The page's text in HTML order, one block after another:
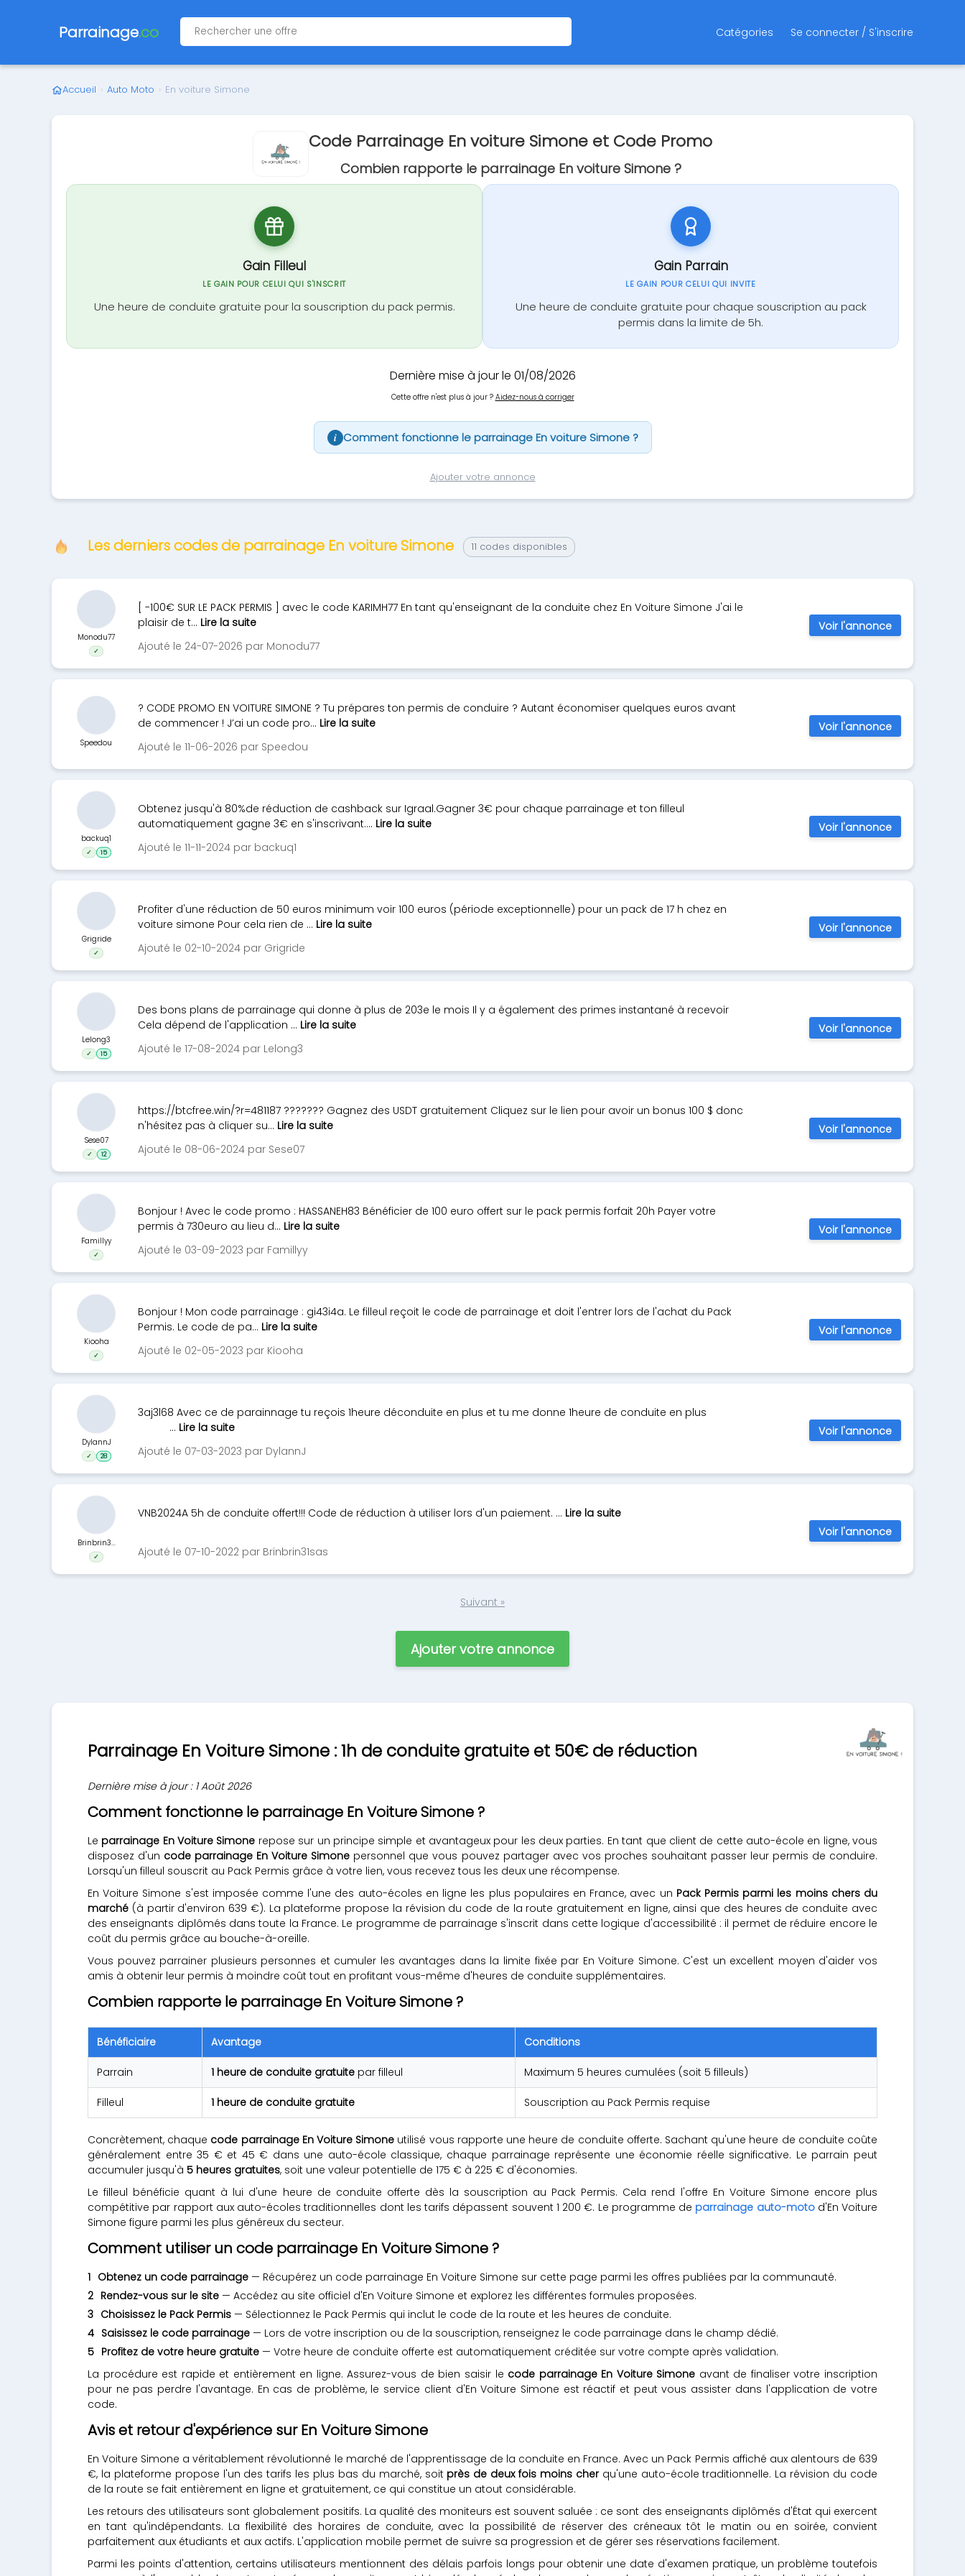
Parrainage.co Catégories Se connecter / S'inscrire
Accueil › Auto Moto › En voiture Simone
Code Parrainage En voiture Simone et Code Promo
Combien rapporte le parrainage En voiture Simone ?
Gain Filleul
LE GAIN POUR CELUI QUI S'INSCRIT
Une heure de conduite gratuite pour la souscription du pack permis.
Gain Parrain
LE GAIN POUR CELUI QUI INVITE
Une heure de conduite gratuite pour chaque souscription au pack
permis dans la limite de 5h.
Dernière mise à jour le 01/08/2026
Cette offre n'est plus à jour ? Aidez-nous à corriger
i Comment fonctionne le parrainage En voiture Simone ?
Ajouter votre annonce
Les derniers codes de parrainage En voiture Simone 11 codes disponibles
[ -100€ SUR LE PACK PERMIS ] avec le code KARIMH77 En tant qu'enseignant de la conduite chez En Voiture Simone J'ai le
plaisir de t... Lire la suite
Ajouté le 24-07-2026 par Monodu77
Monodu77
✓
Voir l'annonce
? CODE PROMO EN VOITURE SIMONE ? Tu prépares ton permis de conduire ? Autant économiser quelques euros avant
de commencer ! J’ai un code pro... Lire la suite
Ajouté le 11-06-2026 par Speedou
Speedou
Voir l'annonce
Obtenez jusqu'à 80%de réduction de cashback sur Igraal.Gagner 3€ pour chaque parrainage et ton filleul
automatiquement gagne 3€ en s'inscrivant.... Lire la suite
Ajouté le 11-11-2024 par backuq1
backuq1
✓ 15
Voir l'annonce
Profiter d'une réduction de 50 euros minimum voir 100 euros (période exceptionnelle) pour un pack de 17 h chez en
voiture simone Pour cela rien de ... Lire la suite
Ajouté le 02-10-2024 par Grigride
Grigride
✓
Voir l'annonce
Des bons plans de parrainage qui donne à plus de 203e le mois Il y a également des primes instantané à recevoir
Cela dépend de l'application ... Lire la suite
Ajouté le 17-08-2024 par Lelong3
Lelong3
✓ 15
Voir l'annonce
https://btcfree.win/?r=481187 ??????? Gagnez des USDT gratuitement Cliquez sur le lien pour avoir un bonus 100 $ donc
n'hésitez pas à cliquer su... Lire la suite
Ajouté le 08-06-2024 par Sese07
Sese07
✓ 12
Voir l'annonce
Bonjour ! Avec le code promo : HASSANEH83 Bénéficier de 100 euro offert sur le pack permis forfait 20h Payer votre
permis à 730euro au lieu d... Lire la suite
Ajouté le 03-09-2023 par Famillyy
Famillyy
✓
Voir l'annonce
Bonjour ! Mon code parrainage : gi43i4a. Le filleul reçoit le code de parrainage et doit l'entrer lors de l'achat du Pack
Permis. Le code de pa... Lire la suite
Ajouté le 02-05-2023 par Kiooha
Kiooha
✓
Voir l'annonce
3aj3l68 Avec ce de parainnage tu reçois 1heure déconduite en plus et tu me donne 1heure de conduite en plus
... Lire la suite
Ajouté le 07-03-2023 par DylannJ
DylannJ
✓ 28
Voir l'annonce
VNB2024A 5h de conduite offert!!! Code de réduction à utiliser lors d'un paiement. ... Lire la suite
Ajouté le 07-10-2022 par Brinbrin31sas
Brinbrin3...
✓
Voir l'annonce
Suivant »
Ajouter votre annonce
Parrainage En Voiture Simone : 1h de conduite gratuite et 50€ de réduction
Dernière mise à jour : 1 Août 2026
Comment fonctionne le parrainage En Voiture Simone ?
Le parrainage En Voiture Simone repose sur un principe simple et avantageux pour les deux parties. En tant que client de cette auto-école en ligne, vous
disposez d'un code parrainage En Voiture Simone personnel que vous pouvez partager avec vos proches souhaitant passer leur permis de conduire.
Lorsqu'un filleul souscrit au Pack Permis grâce à votre lien, vous recevez tous les deux une récompense.
En Voiture Simone s'est imposée comme l'une des auto-écoles en ligne les plus populaires en France, avec un Pack Permis parmi les moins chers du
marché (à partir d'environ 639 €). La plateforme propose la révision du code de la route gratuitement en ligne, ainsi que des heures de conduite avec
des enseignants diplômés dans toute la France. Le programme de parrainage s'inscrit dans cette logique d'accessibilité : il permet de réduire encore le
coût du permis grâce au bouche-à-oreille.
Vous pouvez parrainer plusieurs personnes et cumuler les avantages dans la limite fixée par En Voiture Simone. C'est un excellent moyen d'aider vos
amis à obtenir leur permis à moindre coût tout en profitant vous-même d'heures de conduite supplémentaires.
Combien rapporte le parrainage En Voiture Simone ?
Bénéficiaire Avantage Conditions
Parrain 1 heure de conduite gratuite par filleul Maximum 5 heures cumulées (soit 5 filleuls)
Filleul 1 heure de conduite gratuite Souscription au Pack Permis requise
Concrètement, chaque code parrainage En Voiture Simone utilisé vous rapporte une heure de conduite offerte. Sachant qu'une heure de conduite coûte
généralement entre 35 € et 45 € dans une auto-école classique, chaque parrainage représente une économie réelle significative. Le parrain peut
accumuler jusqu'à 5 heures gratuites, soit une valeur potentielle de 175 € à 225 € d'économies.
Le filleul bénéficie quant à lui d'une heure de conduite offerte dès la souscription au Pack Permis. Cela rend l'offre En Voiture Simone encore plus
compétitive par rapport aux auto-écoles traditionnelles dont les tarifs dépassent souvent 1 200 €. Le programme de parrainage auto-motod'En Voiture
Simone figure parmi les plus généreux du secteur.
Comment utiliser un code parrainage En Voiture Simone ?
Obtenez un code parrainage — Récupérez un code parrainage En Voiture Simone sur cette page parmi les offres publiées par la communauté.
Rendez-vous sur le site — Accédez au site officiel d'En Voiture Simone et explorez les différentes formules proposées.
Choisissez le Pack Permis — Sélectionnez le Pack Permis qui inclut le code de la route et les heures de conduite.
Saisissez le code parrainage — Lors de votre inscription ou de la souscription, renseignez le code parrainage dans le champ dédié.
Profitez de votre heure gratuite — Votre heure de conduite offerte est automatiquement créditée sur votre compte après validation.
La procédure est rapide et entièrement en ligne. Assurez-vous de bien saisir le code parrainage En Voiture Simone avant de finaliser votre inscription
pour ne pas perdre l'avantage. En cas de problème, le service client d'En Voiture Simone est réactif et peut vous assister dans l'application de votre
code.
Avis et retour d'expérience sur En Voiture Simone
En Voiture Simone a véritablement révolutionné le marché de l'apprentissage de la conduite en France. Avec un Pack Permis affiché aux alentours de 639
€, la plateforme propose l'un des tarifs les plus bas du marché, soit près de deux fois moins cherqu'une auto-école traditionnelle. La révision du code
de la route se fait entièrement en ligne et gratuitement, ce qui constitue un atout considérable.
Les retours des utilisateurs sont globalement positifs. La qualité des moniteurs est souvent saluée : ce sont des enseignants diplômés d'État qui exercent
en tant qu'indépendants. La flexibilité des horaires de conduite, avec la possibilité de réserver des créneaux tôt le matin ou en soirée, convient
parfaitement aux étudiants et aux actifs. L'application mobile permet de suivre sa progression et de gérer ses réservations facilement.
Parmi les points d'attention, certains utilisateurs mentionnent des délais parfois longs pour obtenir une date d'examen pratique, un problème toutefois